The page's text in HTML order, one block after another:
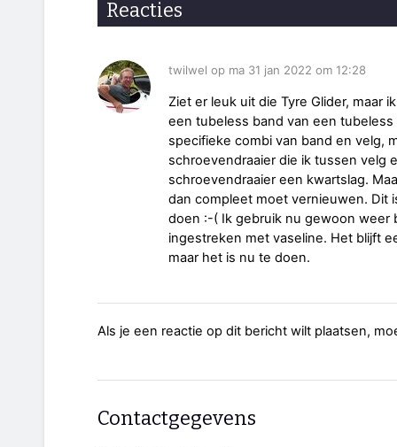
Reacties
twilwel op ma 31 jan 2022 om 12:28
Ziet er leuk uit die Tyre Glider, maar
een tubeless band van een
specifieke combi van band en velg,
schroevendraaier die ik tussen velg
schroevendraaier een kwartslag.
dan compleet moet vernieuwen. Dit
doen :-( Ik gebruik nu gewoon weer
ingestreken met vaseline. Het blijft
maar het is nu te doen.
Als je een reactie op dit bericht wilt plaatsen,
Contactgegevens